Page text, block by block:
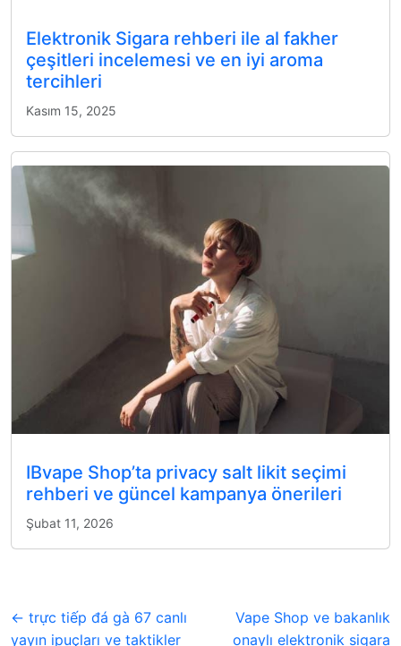
Elektronik Sigara rehberi ile al fakher
çeşitleri incelemesi ve en iyi aroma
tercihleri
Kasım 15, 2025
IBvape Shop’ta privacy salt likit seçimi
rehberi ve güncel kampanya önerileri
Şubat 11, 2026
← trực tiếp đá gà 67 canlı
yayın ipuçları ve taktikler
Vape Shop ve bakanlık
onaylı elektronik sigara